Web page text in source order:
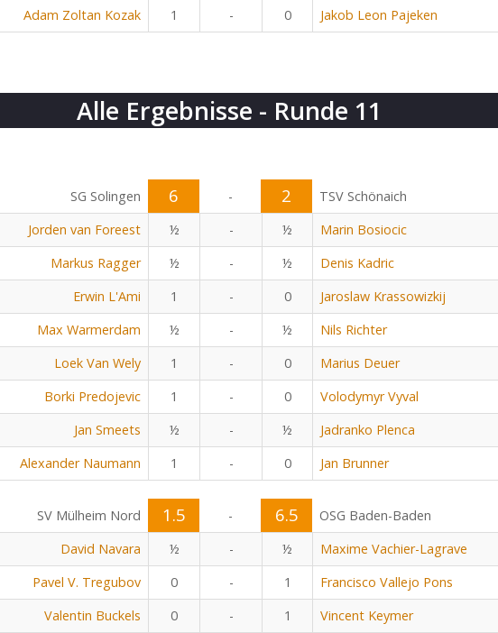
Adam Zoltan Kozak 1 - 0 Jakob Leon Pajeken
Alle Ergebnisse - Runde 11
SG Solingen 6 - 2
TSV Schönaich
Jorden van Foreest ½ - ½ Marin Bosiocic
Markus Ragger ½ - ½ Denis Kadric
Erwin L'Ami 1 - 0 Jaroslaw Krassowizkij
Max Warmerdam ½ - ½ Nils Richter
Loek Van Wely 1 - 0 Marius Deuer
Borki Predojevic 1 - 0 Volodymyr Vyval
Jan Smeets ½ - ½ Jadranko Plenca
Alexander Naumann 1 - 0 Jan Brunner
SV Mülheim Nord 1.5 - 6.5
OSG Baden-Baden
David Navara ½ - ½ Maxime Vachier-Lagrave
Pavel V. Tregubov 0 - 1 Francisco Vallejo Pons
Valentin Buckels 0 - 1 Vincent Keymer